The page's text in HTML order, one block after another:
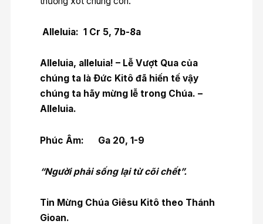
Alleluia: 1 Cr 5, 7b-8a
Alleluia, alleluia! – Lễ Vượt Qua của
chúng ta là Ðức Kitô đã hiến tế vậy
chúng ta hãy mừng lễ trong Chúa. –
Alleluia.
Phúc Âm: Ga 20, 1-9
“Người phải sống lại từ cõi chết”.
Tin Mừng Chúa Giêsu Kitô theo Thánh
Gioan.